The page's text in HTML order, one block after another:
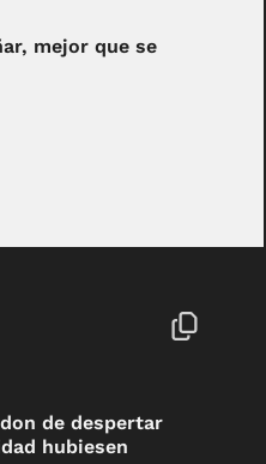
mejor que se
de despertar
hubiesen